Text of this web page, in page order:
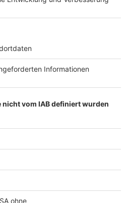
uns auf Anfrage die Brücken
Hinzukommen 16
denen schon
und diese schon im Bau
könnt ihr hier abrufen.